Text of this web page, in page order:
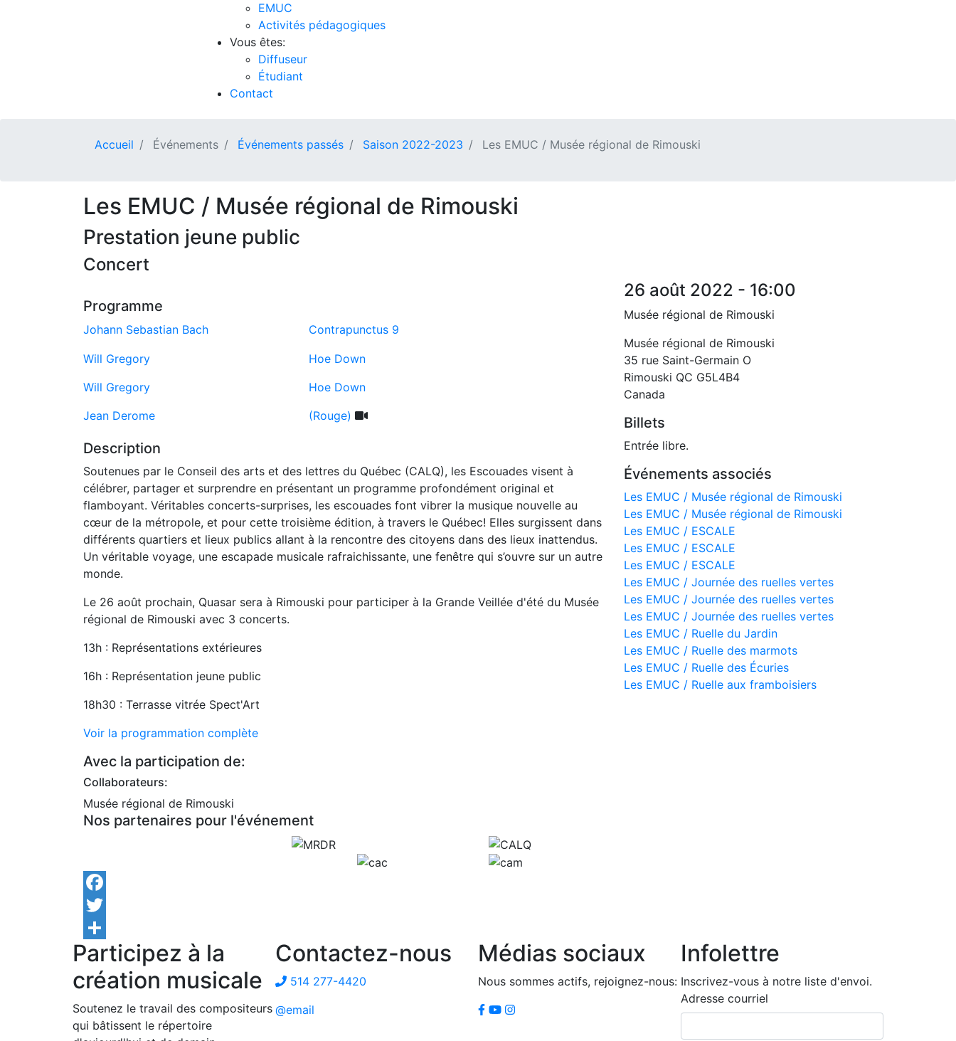
EMUC
Activités pédagogiques
Vous êtes:
Diffuseur
Étudiant
Contact
Accueil Événements Événements passés Saison 2022-2023 Les EMUC / Musée régional de Rimouski
Les EMUC / Musée régional de Rimouski
Prestation jeune public
Concert
Programme
Johann Sebastian Bach Contrapunctus 9
Will Gregory
Hoe Down
Will Gregory
Hoe Down
Jean Derome
(Rouge)
Description
Soutenues par le Conseil des arts et des lettres du Québec (CALQ), les Escouades visent à
célébrer, partager et surprendre en présentant un programme profondément original et
flamboyant. Véritables concerts-surprises, les escouades font vibrer la musique nouvelle au
cœur de la métropole, et pour cette troisième édition, à travers le Québec! Elles surgissent dans
différents quartiers et lieux publics allant à la rencontre des citoyens dans des lieux inattendus.
Un véritable voyage, une escapade musicale rafraichissante, une fenêtre qui s’ouvre sur un autre
monde.
Le 26 août prochain, Quasar sera à Rimouski pour participer à la Grande Veillée d'été du Musée
régional de Rimouski avec 3 concerts.
13h : Représentations extérieures
16h : Représentation jeune public
18h30 : Terrasse vitrée Spect'Art
Voir la programmation complète
Avec la participation de:
Collaborateurs:
Musée régional de Rimouski
26 août 2022 - 16:00
Musée régional de Rimouski
Musée régional de Rimouski
35 rue Saint-Germain O
Rimouski QC G5L4B4
Canada
Billets
Entrée libre.
Événements associés
Les EMUC / Musée régional de Rimouski
Les EMUC / Musée régional de Rimouski
Les EMUC / ESCALE
Les EMUC / ESCALE
Les EMUC / ESCALE
Les EMUC / Journée des ruelles vertes
Les EMUC / Journée des ruelles vertes
Les EMUC / Journée des ruelles vertes
Les EMUC / Ruelle du Jardin
Les EMUC / Ruelle des marmots
Les EMUC / Ruelle des Écuries
Les EMUC / Ruelle aux framboisiers
Nos partenaires pour l'événement
Facebook
Twitter
Share
Participez à la
création musicale
Soutenez le travail des compositeurs
qui bâtissent le répertoire
Contactez-nous
514 277-4420
@email
Médias sociaux
Nous sommes actifs, rejoignez-nous:
Infolettre
Inscrivez-vous à notre liste d'envoi.
Adresse courriel